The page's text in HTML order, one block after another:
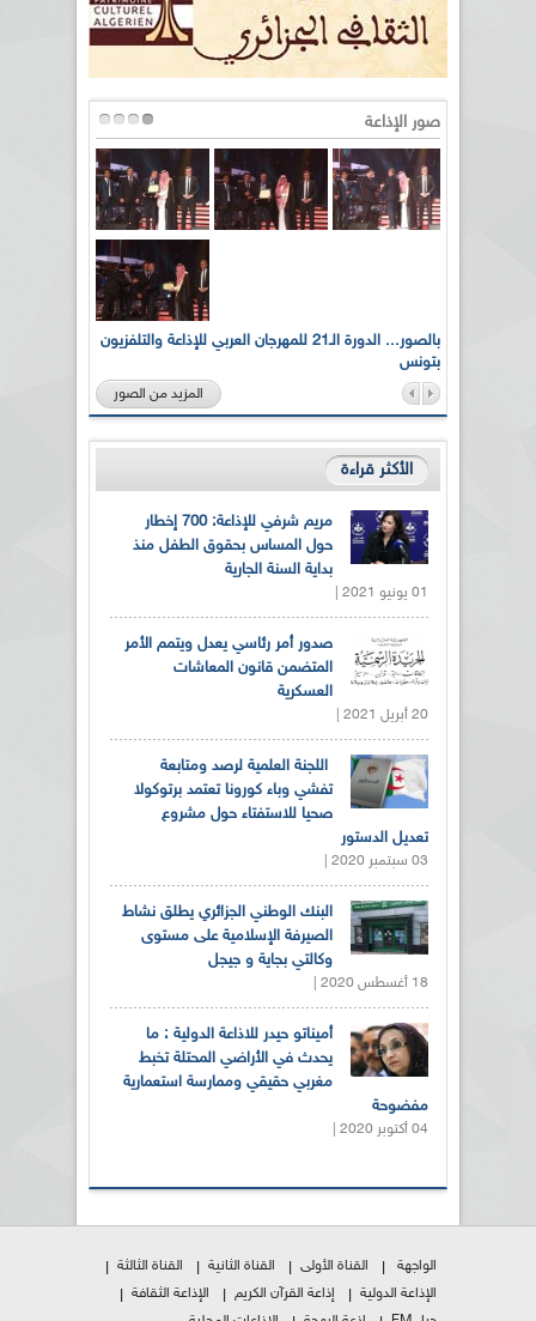
صور الإذاعة
بالصور... الدورة الـ21 للمهرجان العربي للإذاعة والتلفزيون
بتونس
المزيد من الصور
الأكثر قراءة
مريم شرفي للإذاعة: 700 إخطار
حول المساس بحقوق الطفل منذ
بداية السنة الجارية
01 يونيو 2021 |
صدور أمر رئاسي يعدل ويتمم الأمر
المتضمن قانون المعاشات
العسكرية
20 أبريل 2021 |
اللجنة العلمية لرصد ومتابعة
تفشي وباء كورونا تعتمد برتوكولا
صحيا للاستفتاء حول مشروع
تعديل الدستور
03 سبتمبر 2020 |
البنك الوطني الجزائري يطلق نشاط
الصيرفة الإسلامية على مستوى
وكالتي بجاية و جيجل
18 أغسطس 2020 |
أميناتو حيدر للاذاعة الدولية : ما
يحدث في الأراضي المحتلة تخبط
مغربي حقيقي وممارسة استعمارية
مفضوحة
04 أكتوبر 2020 |
الواجهة القناة الأولى القناة الثانية
القناة الثالثة
الإذاعة الدولية
إذاعة القرآن الكريم
الإذاعة الثقافة